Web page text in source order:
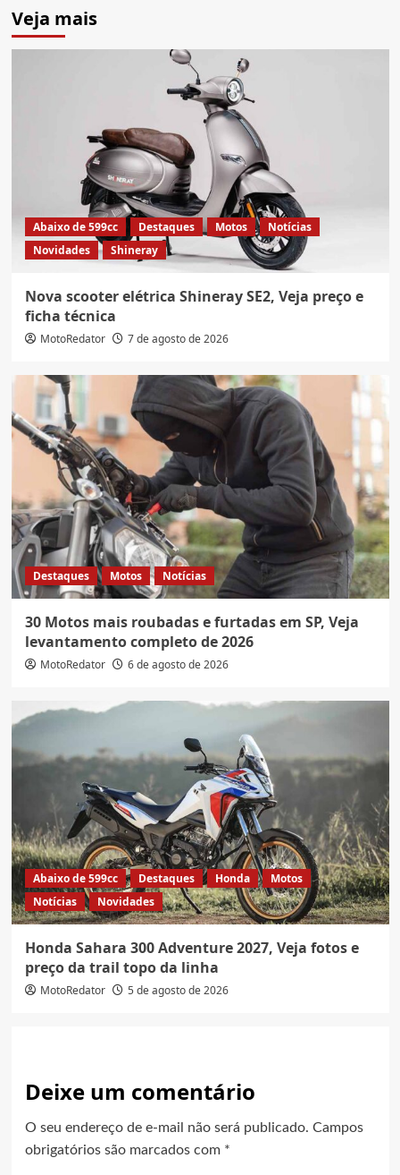
Veja mais
Abaixo de 599cc Destaques Motos
Notícias
Novidades
Shineray
Nova scooter elétrica Shineray SE2, Veja preço e
ficha técnica
MotoRedator 7 de agosto de 2026
Destaques Motos Notícias
30 Motos mais roubadas e furtadas em SP, Veja
levantamento completo de 2026
MotoRedator 6 de agosto de 2026
Abaixo de 599cc Destaques Honda
Motos
Notícias
Novidades
Honda Sahara 300 Adventure 2027, Veja fotos e
preço da trail topo da linha
MotoRedator 5 de agosto de 2026
Deixe um comentário
O seu endereço de e-mail não será publicado. Campos
obrigatórios são marcados com *